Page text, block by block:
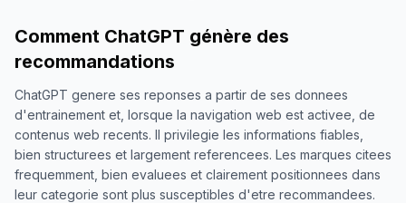
Comment ChatGPT génère des
recommandations
ChatGPT genere ses reponses a partir de ses donnees
d'entrainement et, lorsque la navigation web est activee, de
contenus web recents. Il privilegie les informations fiables,
bien structurees et largement referencees. Les marques citees
frequemment, bien evaluees et clairement positionnees dans
leur categorie sont plus susceptibles d'etre recommandees.